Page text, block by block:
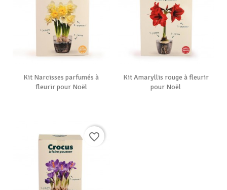
Kit Narcisses parfumés à
fleurir pour Noël
Kit Amaryllis rouge à fleurir
pour Noël
favorite_border